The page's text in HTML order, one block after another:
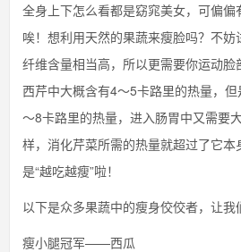
全身上下怎么看都是窈窕美女，可偏偏
唉！想利用天然的果蔬来瘦脸吗？不
纤维含量相当高，所以更需要你运动
西芹中大概含有4～5卡路里的热量，
～8卡路里的热量，进入肠胃中又需要
样，消化芹菜所需的热量就超过了它
是“越吃越瘦”啦！
以下是众多果蔬中的瘦身佼佼者，让我
瘦小腿冠军——西瓜